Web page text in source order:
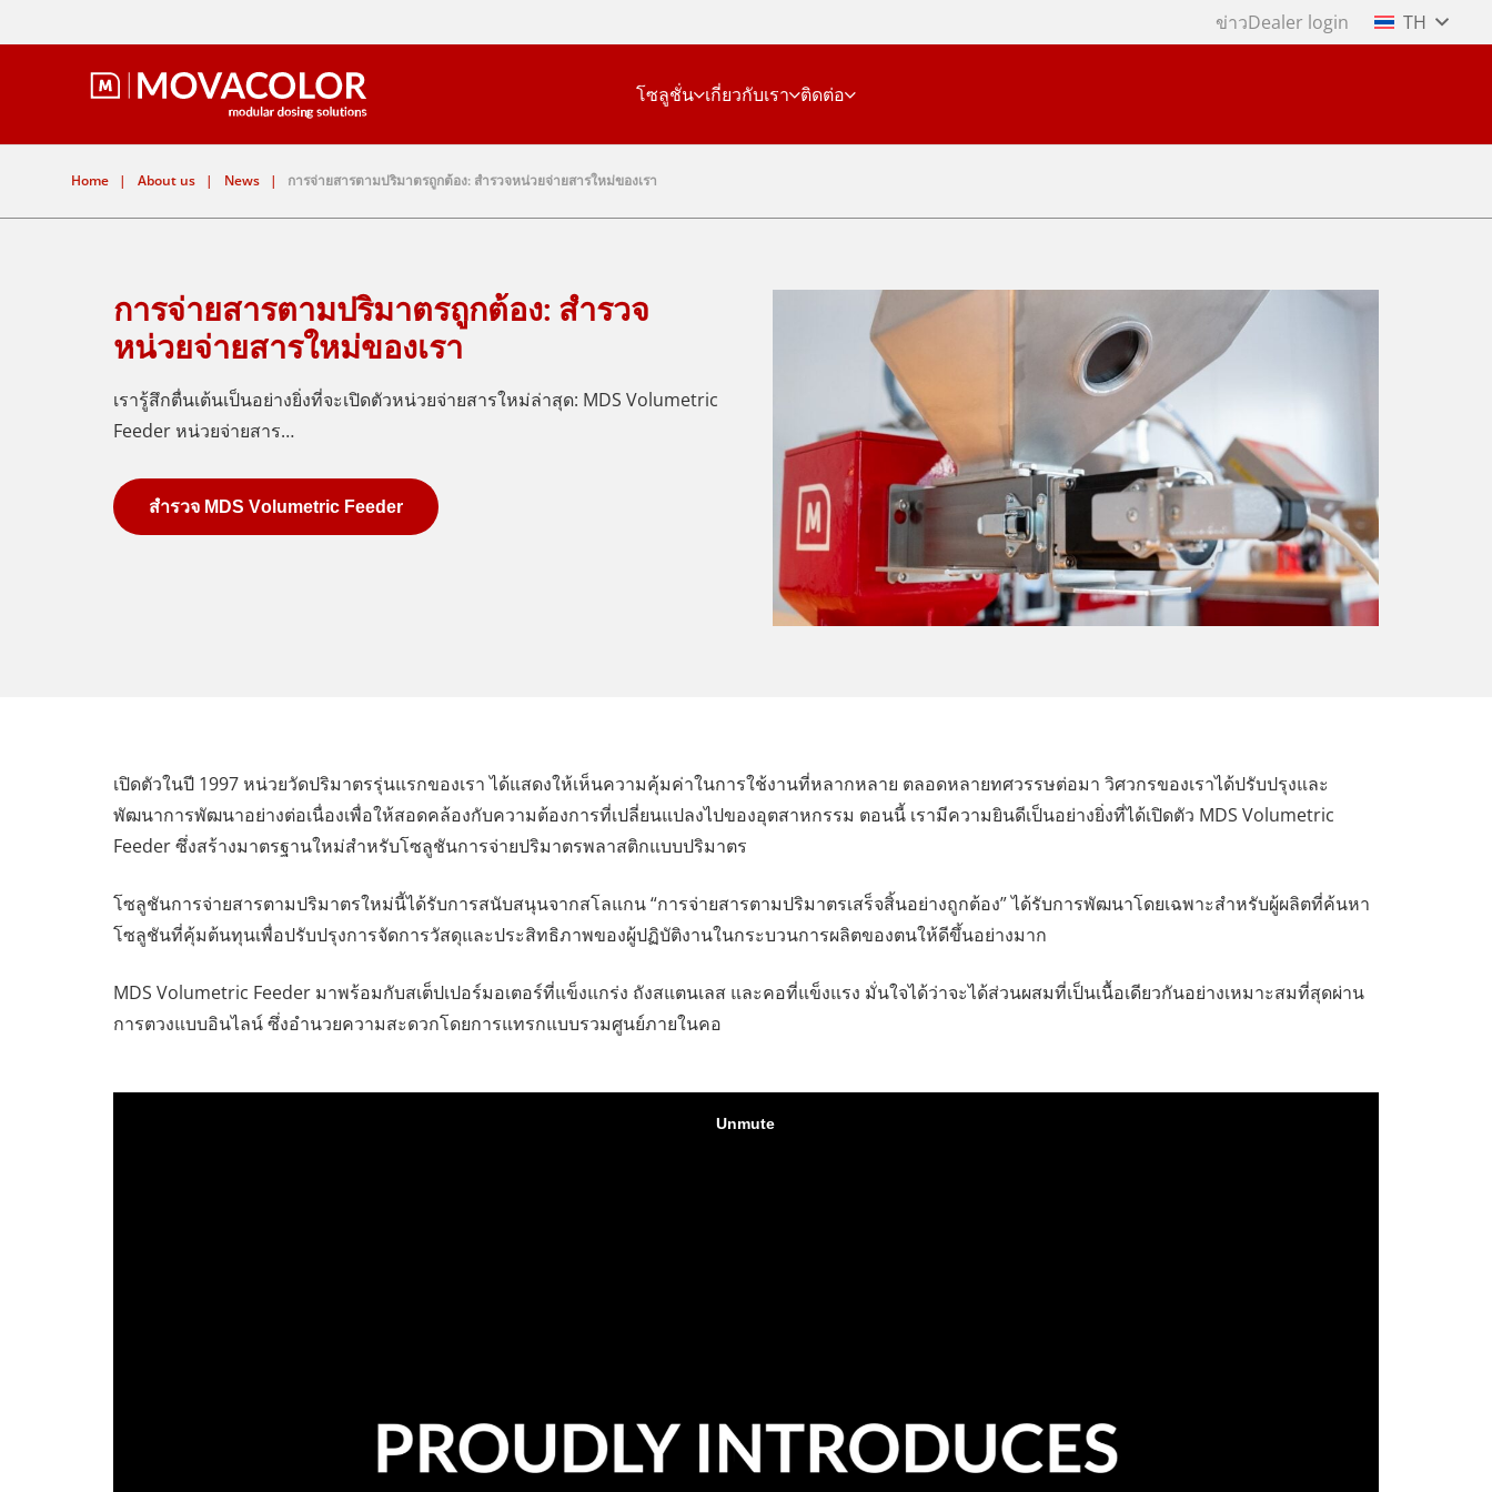
ข่าวDealer login TH
โซลูชั่น เกี่ยวกับเรา ติดต่อ
Home | About us | News | การจ่ายสารตามปริมาตรถูกต้อง: สำรวจหน่วยจ่ายสารใหม่ของเรา
การจ่ายสารตามปริมาตรถูกต้อง: สำรวจ
หน่วยจ่ายสารใหม่ของเรา
เรารู้สึกตื่นเต้นเป็นอย่างยิ่งที่จะเปิดตัวหน่วยจ่ายสารใหม่ล่าสุด: MDS Volumetric
Feeder หน่วยจ่ายสาร…
สำรวจ MDS Volumetric Feeder
เปิดตัวในปี 1997 หน่วยวัดปริมาตรรุ่นแรกของเรา ได้แสดงให้เห็นความคุ้มค่าในการใช้งานที่หลากหลาย ตลอดหลายทศวรรษต่อมา วิศวกรของเราได้ปรับปรุงและ
พัฒนาการพัฒนาอย่างต่อเนื่องเพื่อให้สอดคล้องกับความต้องการที่เปลี่ยนแปลงไปของอุตสาหกรรม ตอนนี้ เรามีความยินดีเป็นอย่างยิ่งที่ได้เปิดตัว MDS Volumetric
Feeder ซึ่งสร้างมาตรฐานใหม่สำหรับโซลูชันการจ่ายปริมาตรพลาสติกแบบปริมาตร
โซลูชันการจ่ายสารตามปริมาตรใหม่นี้ได้รับการสนับสนุนจากสโลแกน “การจ่ายสารตามปริมาตรเสร็จสิ้นอย่างถูกต้อง” ได้รับการพัฒนาโดยเฉพาะสำหรับผู้ผลิตที่ค้นหา
โซลูชันที่คุ้มต้นทุนเพื่อปรับปรุงการจัดการวัสดุและประสิทธิภาพของผู้ปฏิบัติงานในกระบวนการผลิตของตนให้ดีขึ้นอย่างมาก
MDS Volumetric Feeder มาพร้อมกับสเต็ปเปอร์มอเตอร์ที่แข็งแกร่ง ถังสแตนเลส และคอที่แข็งแรง มั่นใจได้ว่าจะได้ส่วนผสมที่เป็นเนื้อเดียวกันอย่างเหมาะสมที่สุดผ่าน
การตวงแบบอินไลน์ ซึ่งอำนวยความสะดวกโดยการแทรกแบบรวมศูนย์ภายในคอ